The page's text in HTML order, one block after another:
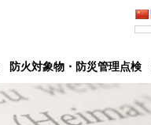
防火対象物・防災管理点検